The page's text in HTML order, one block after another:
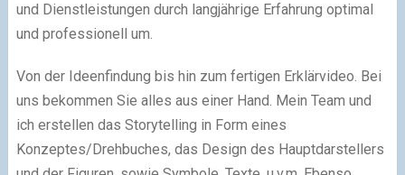
und Dienstleistungen durch langjährige Erfahrung optimal
und professionell um.
Von der Ideenfindung bis hin zum fertigen Erklärvideo. Bei
uns bekommen Sie alles aus einer Hand. Mein Team und
ich erstellen das Storytelling in Form eines
Konzeptes/Drehbuches, das Design des Hauptdarstellers